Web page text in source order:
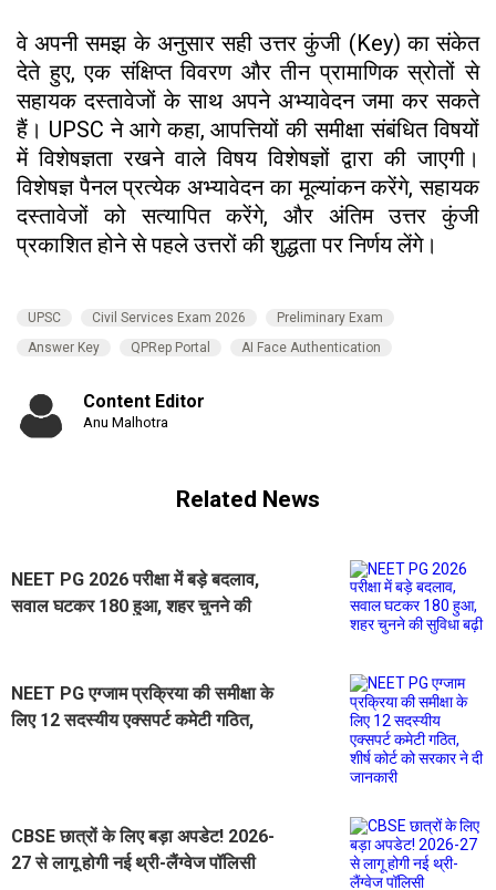
वे अपनी समझ के अनुसार सही उत्तर कुंजी (Key) का संकेत
देते हुए, एक संक्षिप्त विवरण और तीन प्रामाणिक स्रोतों से
सहायक दस्तावेजों के साथ अपने अभ्यावेदन जमा कर सकते
हैं। UPSC ने आगे कहा, आपत्तियों की समीक्षा संबंधित विषयों
में विशेषज्ञता रखने वाले विषय विशेषज्ञों द्वारा की जाएगी।
विशेषज्ञ पैनल प्रत्येक अभ्यावेदन का मूल्यांकन करेंगे, सहायक
दस्तावेजों को सत्यापित करेंगे, और अंतिम उत्तर कुंजी
प्रकाशित होने से पहले उत्तरों की शुद्धता पर निर्णय लेंगे।
UPSC Civil Services Exam 2026
Preliminary Exam
Answer Key
QPRep Portal AI Face Authentication
Content Editor
Anu Malhotra
Related News
NEET PG 2026 परीक्षा में बड़े बदलाव,
सवाल घटकर 180 हुआ, शहर चुनने की
NEET PG एग्जाम प्रक्रिया की समीक्षा के
लिए 12 सदस्यीय एक्सपर्ट कमेटी गठित,
CBSE छात्रों के लिए बड़ा अपडेट! 2026-
27 से लागू होगी नई थ्री-लैंग्वेज पॉलिसी